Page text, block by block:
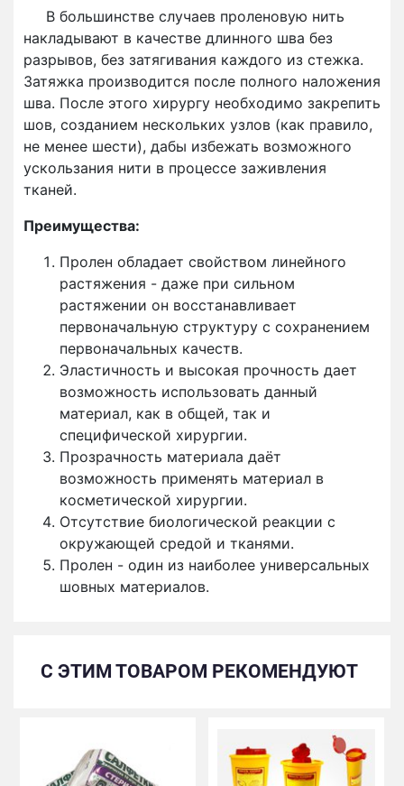
В большинстве случаев проленовую нить
накладывают в качестве длинного шва без
разрывов, без затягивания каждого из стежка.
Затяжка производится после полного наложения
шва. После этого хирургу необходимо закрепить
шов, созданием нескольких узлов (как правило,
не менее шести), дабы избежать возможного
ускользания нити в процессе заживления
тканей.
Преимущества:
Пролен обладает свойством линейного
растяжения - даже при сильном
растяжении он восстанавливает
первоначальную структуру с сохранением
первоначальных качеств.
Эластичность и высокая прочность дает
возможность использовать данный
материал, как в общей, так и
специфической хирургии.
Прозрачность материала даёт
возможность применять материал в
косметической хирургии.
Отсутствие биологической реакции с
окружающей средой и тканями.
Пролен - один из наиболее универсальных
шовных материалов.
С ЭТИМ ТОВАРОМ РЕКОМЕНДУЮТ